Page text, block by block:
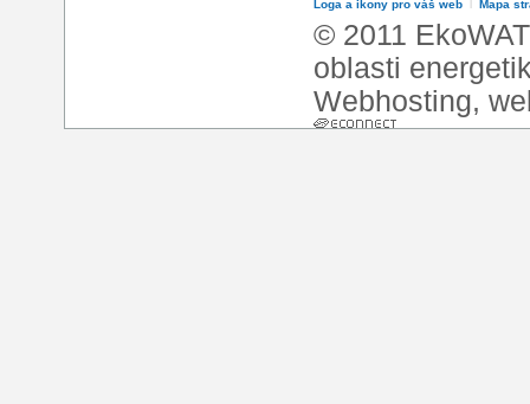
Loga a ikony pro váš web Mapa
© 2011
oblasti
Webhosting,